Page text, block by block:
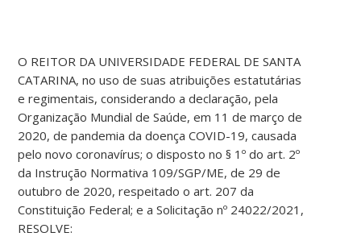
O REITOR DA UNIVERSIDADE FEDERAL DE SANTA
CATARINA, no uso de suas atribuições estatutárias
e regimentais, considerando a declaração, pela
Organização Mundial de Saúde, em 11 de março de
2020, de pandemia da doença COVID-19, causada
pelo novo coronavírus; o disposto no § 1º do art. 2º
da Instrução Normativa 109/SGP/ME, de 29 de
outubro de 2020, respeitado o art. 207 da
Constituição Federal; e a Solicitação nº 24022/2021,
RESOLVE: